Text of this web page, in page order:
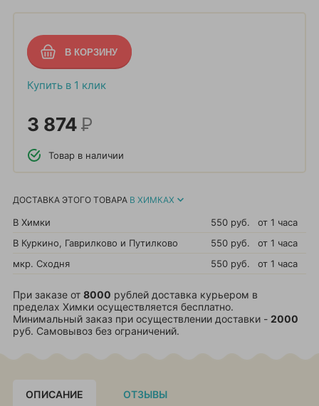
Купить в 1 клик
3 874Р
Товар в наличии
ДОСТАВКА ЭТОГО ТОВАРА В ХИМКАХ
В Химки 550 руб.
от 1 часа
В Куркино, Гаврилково и Путилково
550 руб.
от 1 часа
мкр. Сходня
550 руб. от 1 часа
При заказе от 8000 рублей доставка курьером в
пределах Химки осуществляется бесплатно.
Минимальный заказ при осуществлении доставки - 2000
руб. Самовывоз без ограничений.
ОПИСАНИЕ ОТЗЫВЫ